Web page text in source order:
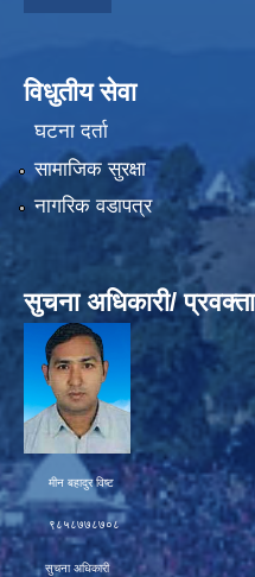
विधुतीय सेवा
घटना दर्ता
सामाजिक सुरक्षा
नागरिक वडापत्र
सुचना अधिकारी/ प्रवक्ता
मीन बहादुर विष्ट चक्र
९८५८७७८७०८
सुचना अधिकारी